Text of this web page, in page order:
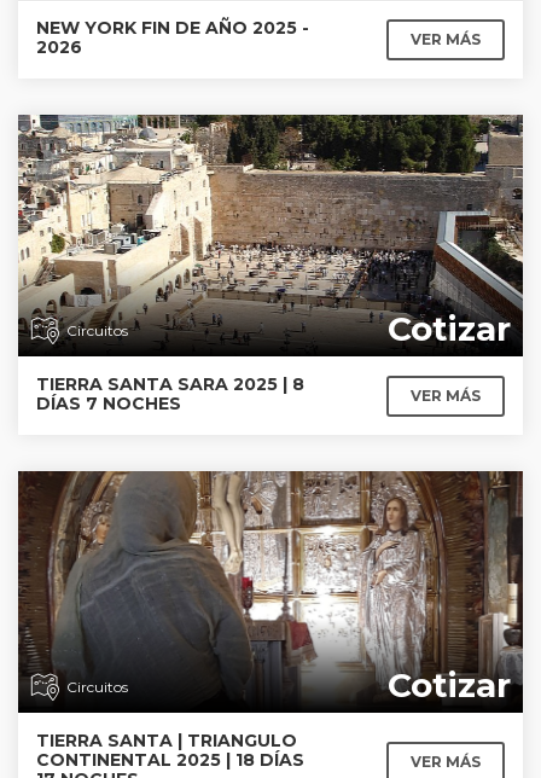
NEW YORK FIN DE AÑO 2025 -
2026
VER MÁS
Circuitos Cotizar
TIERRA SANTA SARA 2025 | 8
DÍAS 7 NOCHES
VER MÁS
Circuitos Cotizar
TIERRA SANTA | TRIANGULO
CONTINENTAL 2025 | 18 DÍAS
VER MÁS